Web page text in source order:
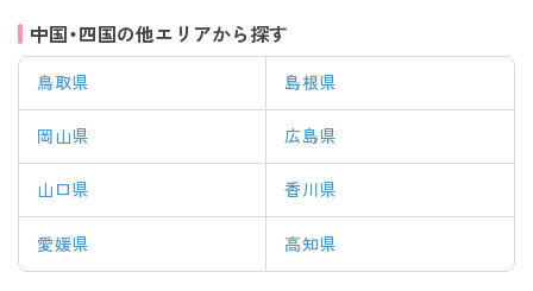
中国・四国の他エリアから探す
鳥取県 島根県
岡山県 広島県
山口県 香川県
愛媛県 高知県